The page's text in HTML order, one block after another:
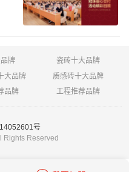
品牌
瓷砖十大品牌
大品牌
质感砖十大品牌
品牌 工程推荐品牌
号
Rights Reserved